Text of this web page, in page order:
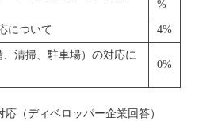
%
について 4%
清掃、駐車場）の対応に
0%
（ディベロッパー企業回答）